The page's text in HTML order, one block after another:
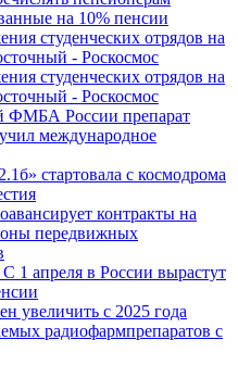
на 10% пенсии
студенческих отрядов на
- Роскосмос
студенческих отрядов на
- Роскосмос
ФМБА России препарат
международное
стартовала с космодрома
контракты на
передвижных
1 апреля в России вырастут
увеличить с 2025 года
радиофармпрепаратов с